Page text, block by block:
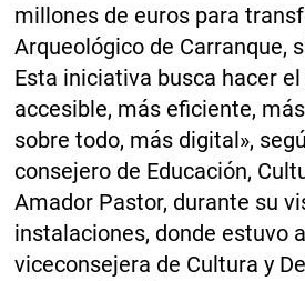
millones de euros para
Arqueológico de Carranque,
Esta iniciativa busca hacer
accesible, más eficiente,
sobre todo, más digital»,
consejero de Educación,
Amador Pastor, durante su
instalaciones, donde estuvo
viceconsejera de Cultura y